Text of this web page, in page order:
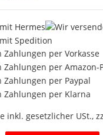
inkl. gesetzlicher USt.,